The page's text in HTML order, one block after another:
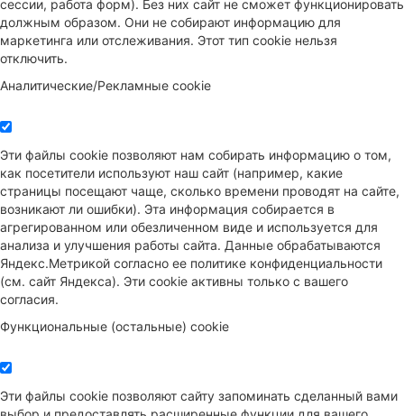
сессии, работа форм). Без них сайт не сможет функционировать
должным образом. Они не собирают информацию для
маркетинга или отслеживания. Этот тип cookie нельзя
отключить.
Аналитические/Рекламные cookie
Эти файлы cookie позволяют нам собирать информацию о том,
как посетители используют наш сайт (например, какие
страницы посещают чаще, сколько времени проводят на сайте,
возникают ли ошибки). Эта информация собирается в
агрегированном или обезличенном виде и используется для
анализа и улучшения работы сайта. Данные обрабатываются
Яндекс.Метрикой согласно ее политике конфиденциальности
(см. сайт Яндекса). Эти cookie активны только с вашего
согласия.
Функциональные (остальные) cookie
Эти файлы cookie позволяют сайту запоминать сделанный вами